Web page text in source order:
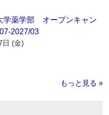
学薬学部 オープンキャン
2027/03
日 (金)
もっと見る »